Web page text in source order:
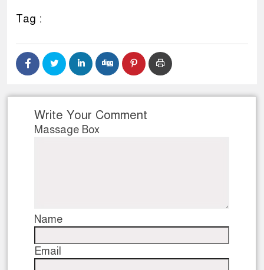
Tag :
Write Your Comment
Massage Box
Name
Email